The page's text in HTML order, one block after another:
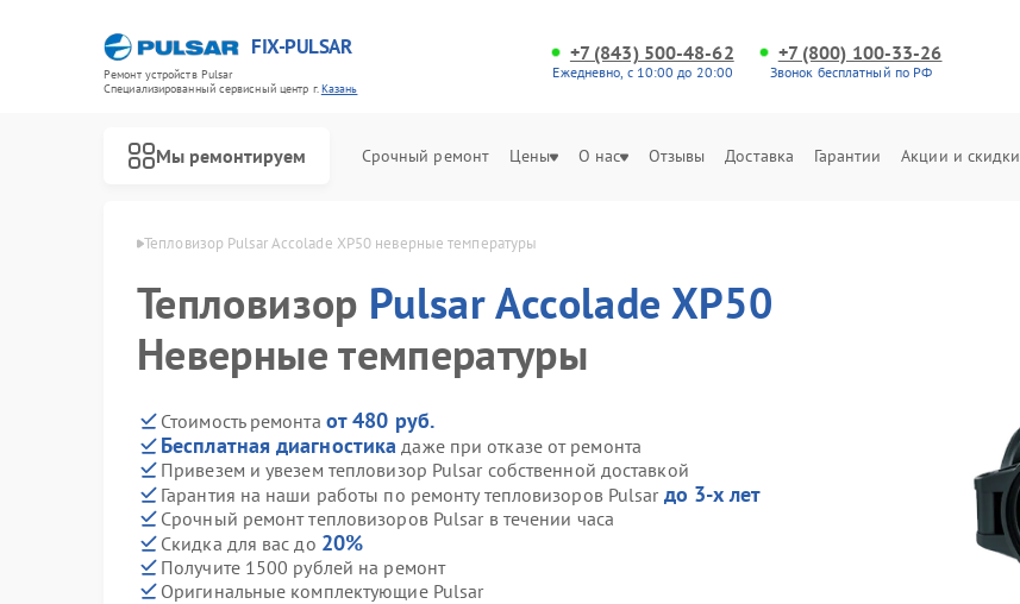
FIX-PULSAR
Ремонт устройств Pulsar
Специализированный cервисный центр г.Казань
+7 (843) 500-48-62
Ежедневно, с 10:00 до 20:00
+7 (800) 100-33-26
Звонок бесплатный по РФ
Мы ремонтируем Срочный ремонт Цены О нас Отзывы Доставка Гарантии Акции и скидки
XP50 в Казани Тепловизор Pulsar Accolade XP50 неверные температуры
Тепловизор Pulsar Accolade XP50
Неверные температуры
Стоимость ремонта от 480 руб.
Бесплатная диагностика даже при отказе от ремонта
Привезем и увезем тепловизор Pulsar собственной доставкой
Гарантия на наши работы по ремонту тепловизоров Pulsar до 3-х лет
Срочный ремонт тепловизоров Pulsar в течении часа
Скидка для вас до 20%
Получите 1500 рублей на ремонт
Оригинальные комплектующие Pulsar